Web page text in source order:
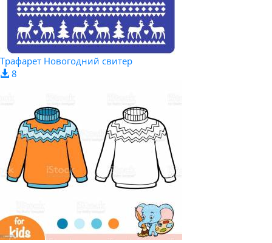
Трафарет Новогодний свитер
8